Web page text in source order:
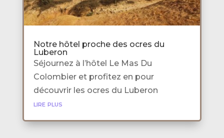
Notre hôtel proche des ocres du
Luberon
Séjournez à l’hôtel Le Mas Du
Colombier et profitez en pour
découvrir les ocres du Luberon
lire plus